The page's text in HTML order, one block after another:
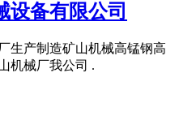
设备有限公司
生产制造矿山机械高锰钢高
机械厂我公司 .